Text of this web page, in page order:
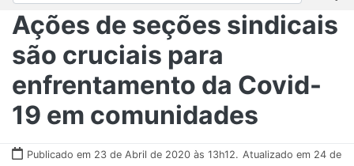
Ações de seções sindicais
são cruciais para
enfrentamento da Covid-
19 em comunidades
Publicado em 23 de Abril de 2020 às 13h12. Atualizado em 24 de